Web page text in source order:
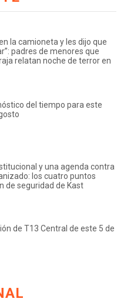
la camioneta y les dijo que
padres de menores que
relatan noche de terror en
del tiempo para este
y una agenda contra
los cuatro puntos
de seguridad de Kast
de T13 Central de este 5 de